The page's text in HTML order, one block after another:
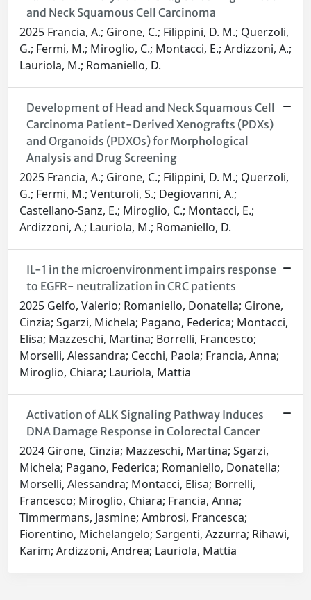
and Neck Squamous Cell Carcinoma
2025 Francia, A.; Girone, C.; Filippini, D. M.; Querzoli,
G.; Fermi, M.; Miroglio, C.; Montacci, E.; Ardizzoni, A.;
Lauriola, M.; Romaniello, D.
Development of Head and Neck Squamous Cell
Carcinoma Patient-Derived Xenografts (PDXs)
and Organoids (PDXOs) for Morphological
Analysis and Drug Screening
2025 Francia, A.; Girone, C.; Filippini, D. M.; Querzoli,
G.; Fermi, M.; Venturoli, S.; Degiovanni, A.;
Castellano-Sanz, E.; Miroglio, C.; Montacci, E.;
Ardizzoni, A.; Lauriola, M.; Romaniello, D.
IL-1 in the microenvironment impairs response
to EGFR- neutralization in CRC patients
2025 Gelfo, Valerio; Romaniello, Donatella; Girone,
Cinzia; Sgarzi, Michela; Pagano, Federica; Montacci,
Elisa; Mazzeschi, Martina; Borrelli, Francesco;
Morselli, Alessandra; Cecchi, Paola; Francia, Anna;
Miroglio, Chiara; Lauriola, Mattia
Activation of ALK Signaling Pathway Induces
DNA Damage Response in Colorectal Cancer
2024 Girone, Cinzia; Mazzeschi, Martina; Sgarzi,
Michela; Pagano, Federica; Romaniello, Donatella;
Morselli, Alessandra; Montacci, Elisa; Borrelli,
Francesco; Miroglio, Chiara; Francia, Anna;
Timmermans, Jasmine; Ambrosi, Francesca;
Fiorentino, Michelangelo; Sargenti, Azzurra; Rihawi,
Karim; Ardizzoni, Andrea; Lauriola, Mattia